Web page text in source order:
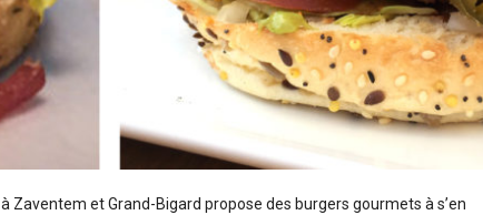
Zaventem et Grand-Bigard propose des burgers gourmets à s’en